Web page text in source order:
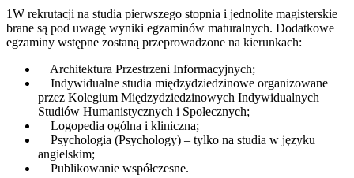
1W rekrutacji na studia pierwszego stopnia i jednolite magisterskie
brane są pod uwagę wyniki egzaminów maturalnych. Dodatkowe
egzaminy wstępne zostaną przeprowadzone na kierunkach:
Architektura Przestrzeni Informacyjnych;
Indywidualne studia międzydziedzinowe organizowane
przez Kolegium Międzydziedzinowych Indywidualnych
Studiów Humanistycznych i Społecznych;
Logopedia ogólna i kliniczna;
Psychologia (Psychology) – tylko na studia w języku
angielskim;
Publikowanie współczesne.